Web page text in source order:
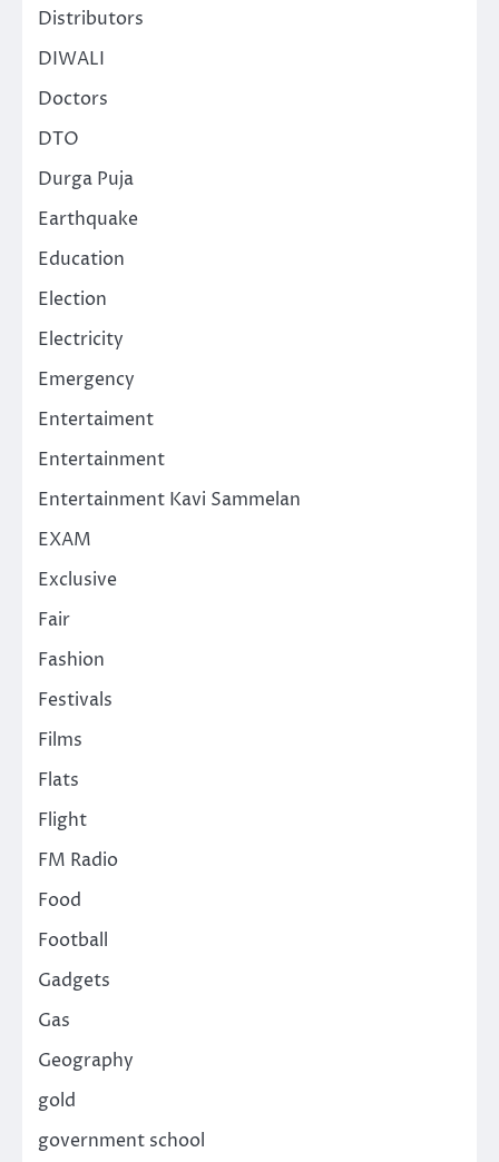
Distributors
DIWALI
Doctors
DTO
Durga Puja
Earthquake
Education
Election
Electricity
Emergency
Entertaiment
Entertainment
Entertainment Kavi Sammelan
EXAM
Exclusive
Fair
Fashion
Festivals
Films
Flats
Flight
FM Radio
Food
Football
Gadgets
Gas
Geography
gold
government school